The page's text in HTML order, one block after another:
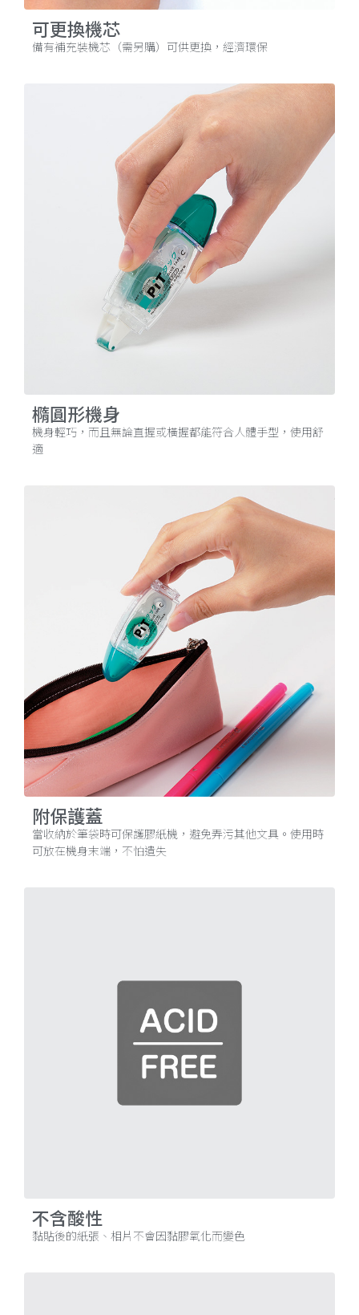
可更換機芯
備有補充裝機芯（需另購）可供更換，經濟環保
橢圓形機身
機身輕巧，而且無論直握或橫握都能符合人體手型，使用舒
適
附保護蓋
當收納於筆袋時可保護膠紙機，避免弄污其他文具。使用時
可放在機身末端，不怕遺失
不含酸性
黏貼後的紙張、相片不會因黏膠氧化而變色